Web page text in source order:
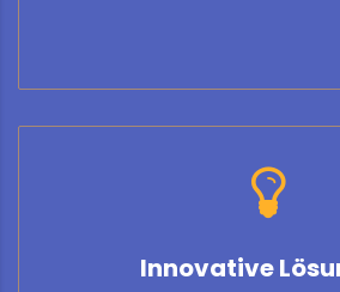
Innovative
Innovative